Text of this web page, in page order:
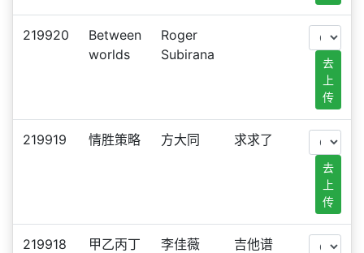
219920
Between
worlds
Roger
Subirana
去
上
传
219919 情胜策略 方大同 求求了
去
上
传
219918 甲乙丙丁 李佳薇 吉他谱